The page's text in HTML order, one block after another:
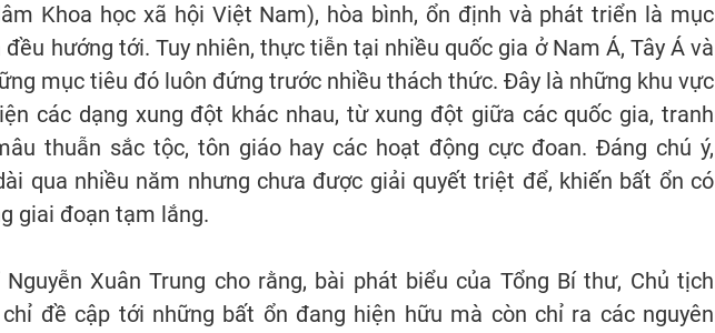
Khoa học xã hội Việt Nam), hòa bình, ổn định và phát triển là mục
hướng tới. Tuy nhiên, thực tiễn tại nhiều quốc gia ở Nam Á, Tây Á và
mục tiêu đó luôn đứng trước nhiều thách thức. Đây là những khu vực
các dạng xung đột khác nhau, từ xung đột giữa các quốc gia, tranh
thuẫn sắc tộc, tôn giáo hay các hoạt động cực đoan. Đáng chú ý,
qua nhiều năm nhưng chưa được giải quyết triệt để, khiến bất ổn có
giai đoạn tạm lắng.
Xuân Trung cho rằng, bài phát biểu của Tổng Bí thư, Chủ tịch
đề cập tới những bất ổn đang hiện hữu mà còn chỉ ra các nguyên